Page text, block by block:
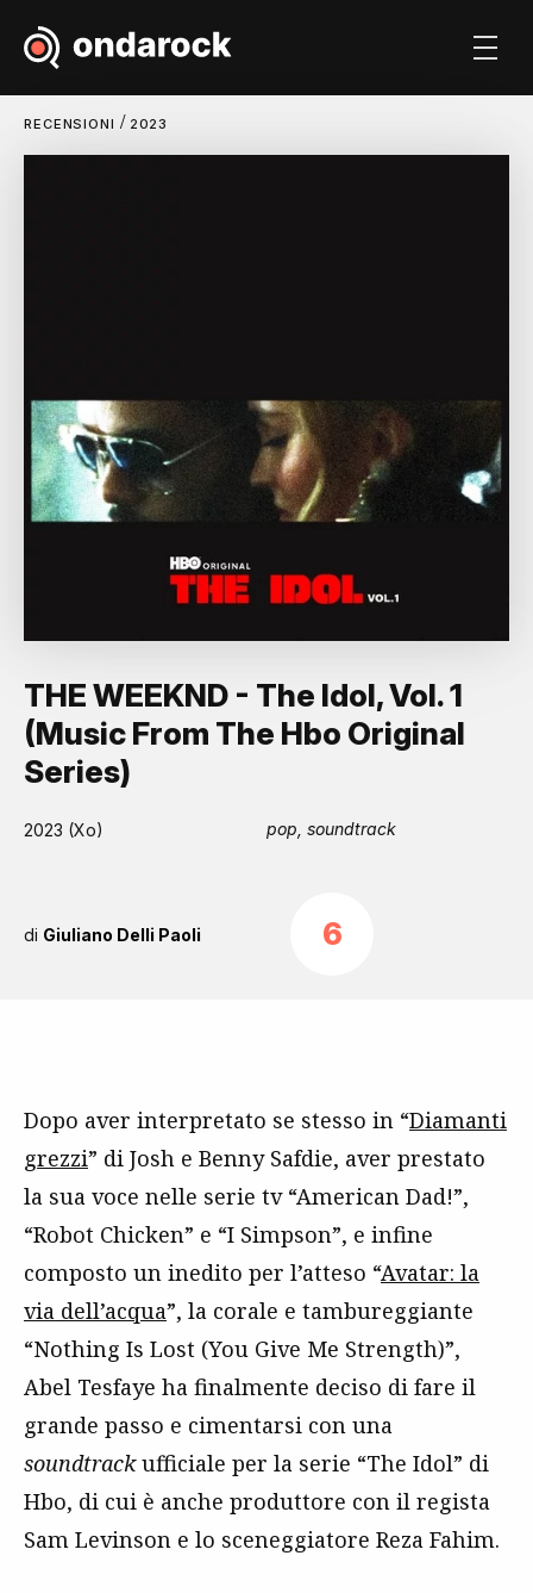
RECENSIONI / 2023
THE WEEKND - The Idol, Vol. 1
(Music From The Hbo Original
Series)
2023 (Xo) pop, soundtrack
di Giuliano Delli Paoli 6
Dopo aver interpretato se stesso in “Diamanti
grezzi” di Josh e Benny Safdie, aver prestato
la sua voce nelle serie tv “American Dad!”,
“Robot Chicken” e “I Simpson”, e infine
composto un inedito per l’atteso “Avatar: la
via dell’acqua”, la corale e tambureggiante
“Nothing Is Lost (You Give Me Strength)”,
Abel Tesfaye ha finalmente deciso di fare il
grande passo e cimentarsi con una
soundtrackufficiale per la serie “The Idol” di
Hbo, di cui è anche produttore con il regista
Sam Levinson e lo sceneggiatore Reza Fahim.